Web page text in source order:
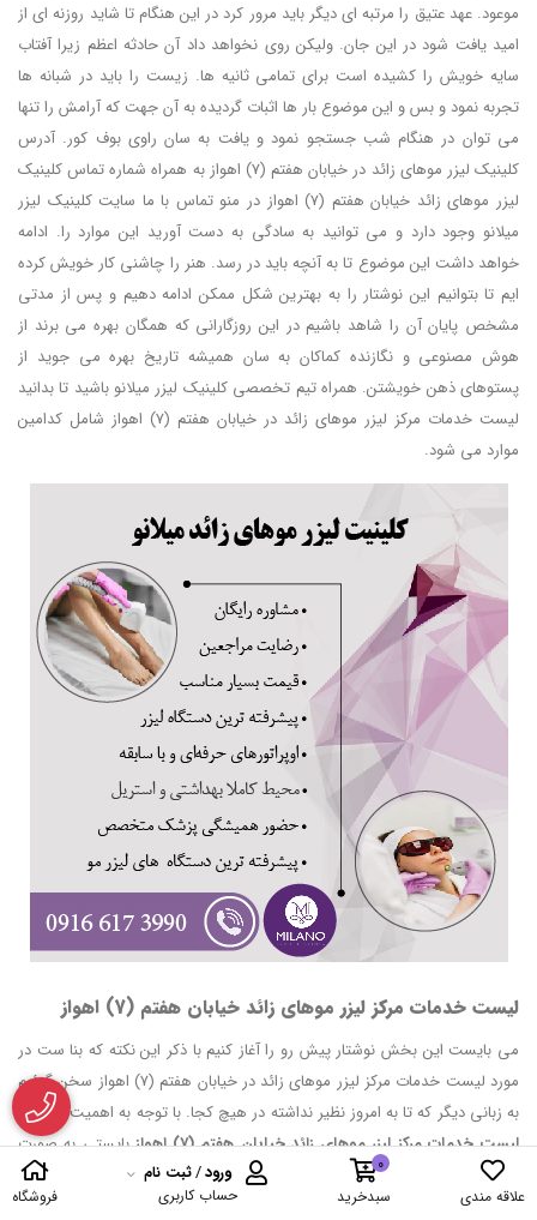
علاقه مندی
0
سبدخرید
ورود/ثبت نام
حساب کاربری
فروشگاه
موعود. عهد عتیق را مرتبه ای دیگر باید مرور کرد در این هنگام تا شاید روزنه ای از
امید یافت شود در این جان. ولیکن روی نخواهد داد آن حادثه اعظم زیرا آفتاب
سایه خویش را کشیده است برای تمامی ثانیه ها. زیست را باید در شبانه ها
تجربه نمود و بس و این موضوع بار ها اثبات گردیده به آن جهت که آرامش را تنها
می توان در هنگام شب جستجو نمود و یافت به سان راوی بوف کور. آدرس
کلینیک لیزر موهای زائد در خیابان هفتم (7) اهواز به همراه شماره تماس کلینیک
لیزر موهای زائد خیابان هفتم (7) اهواز در منو تماس با ما سایت کلینیک لیزر
میلانو وجود دارد و می توانید به سادگی به دست آورید این موارد را. ادامه
خواهد داشت این موضوع تا به آنچه باید در رسد. هنر را چاشنی کار خویش کرده
ایم تا بتوانیم این نوشتار را به بهترین شکل ممکن ادامه دهیم و پس از مدتی
مشخص پایان آن را شاهد باشیم در این روزگارانی که همگان بهره می برند از
هوش مصنوعی و نگازنده کماکان به سان همیشه تاریخ بهره می جوید از
پستوهای ذهن خویشتن. همراه تیم تخصصی کلینیک لیزر میلانو باشید تا بدانید
لیست خدمات مرکز لیزر موهای زائد در خیابان هفتم (7) اهواز شامل کدامین
موارد می شود.
لیست خدمات مرکز لیزر موهای زائد خیابان هفتم (7) اهواز
می بایست این بخش نوشتار پیش رو را آغاز کنیم با ذکر این نکته که بنا ست در
مورد لیست خدمات مرکز لیزر موهای زائد در خیابان هفتم (7) اهواز سخن گوئیم
به زبانی دیگر که تا به امروز نظیر نداشته در هیچ کجا. با توجه به اهمیت موضوع
لیست خدمات مرکز لیزر موهای زائد خیابان هفتم (7) اهواز
بایستی به صورت
ویژه بررسی های لازم را در دستور کار قرار دهیم و در انتها تمامی اطلاعات را در
رابطه با مجهز ترین
کلینیک لیزر موهای زائد در خیابان هفتم (7) اهواز که همانا